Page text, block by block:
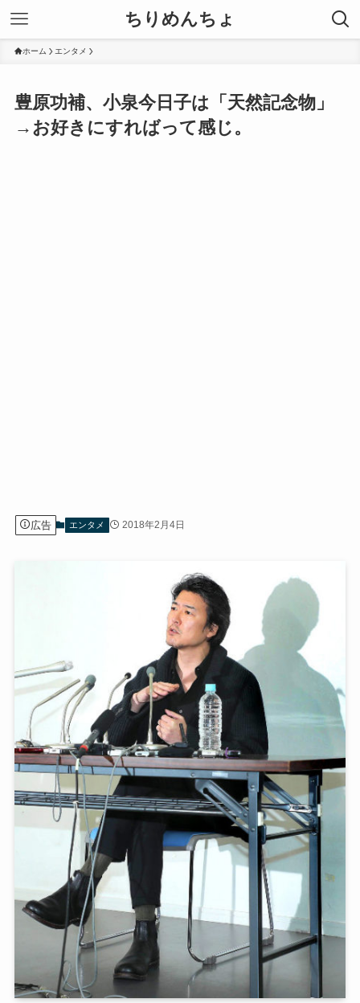
ちりめんちょ
ホーム エンタメ
豊原功補、小泉今日子は「天然記念物」
→お好きにすればって感じ。
広告 エンタメ 2018年2月4日